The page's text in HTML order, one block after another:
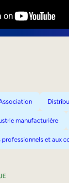
manufacturière
professionnels et aux